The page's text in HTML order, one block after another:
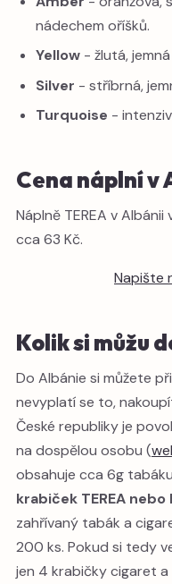
nádechem oříšků.
Yellow - žlutá,
Silver - stříbrná,
Turquoise -
Cena náplní v
Náplně TEREA v
cca 63 Kč.
Napište
Kolik si můžu
Do Albánie si můžete
nevyplatí se to,
České republiky je
na dospělou osobu (
obsahuje cca 6g
krabiček TEREA nebo
zahřívaný tabák a
200 ks. Pokud si tedy
jen 4 krabičky cigaret a